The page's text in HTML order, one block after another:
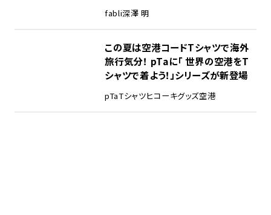
fabli深澤 明
この夏は空港コードTシャツで海外
旅行気分！ pTaに「 世界の空港をT
シャツで着よう！」シリーズが新登場
pTaTシャツヒコーキグッズ空港